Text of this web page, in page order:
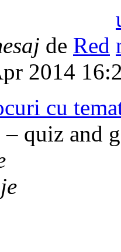
de Red
2014
cu
– quiz and